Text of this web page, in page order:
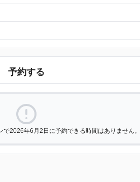
予約する
で2026年6月2日に予約できる時間はありません。